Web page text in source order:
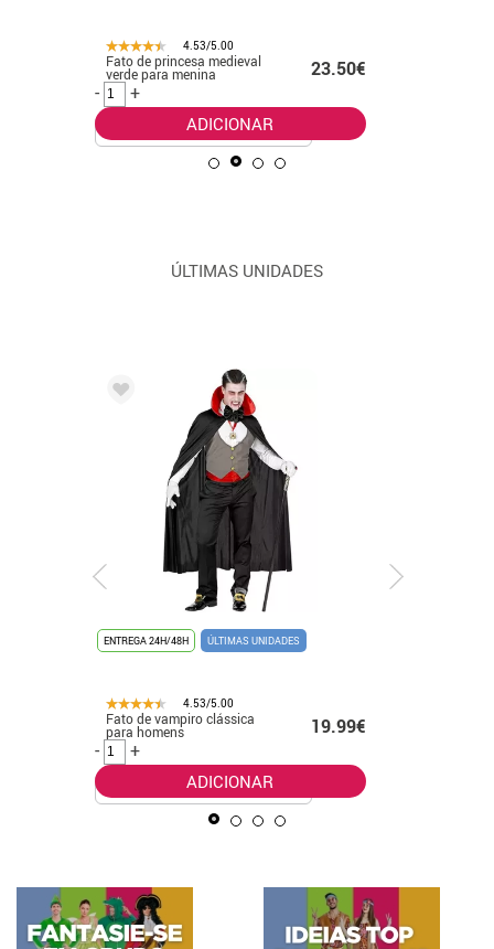
4.53/5.00
Fato de princesa medieval
verde para menina
23.50€
-
+
ADICIONAR
ÚLTIMAS UNIDADES
ENTREGA 24H/48H ÚLTIMAS UNIDADES
4.53/5.00
Fato de vampiro clássica
para homens
19.99€
-
+
ADICIONAR